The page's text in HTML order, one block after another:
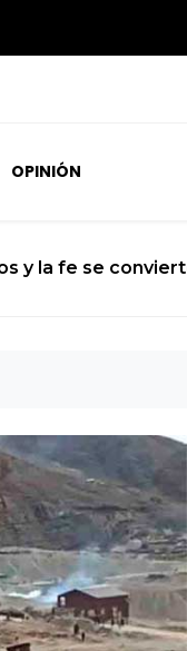
OPINIÓN